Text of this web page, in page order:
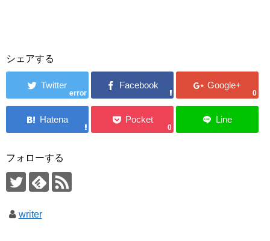
シェアする
error 0
0
フォローする
writer